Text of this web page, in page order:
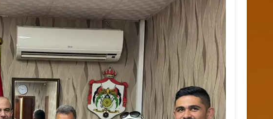
القاضي محمود أحمد فريحات.. مبارك ومزيدا من التوفيق